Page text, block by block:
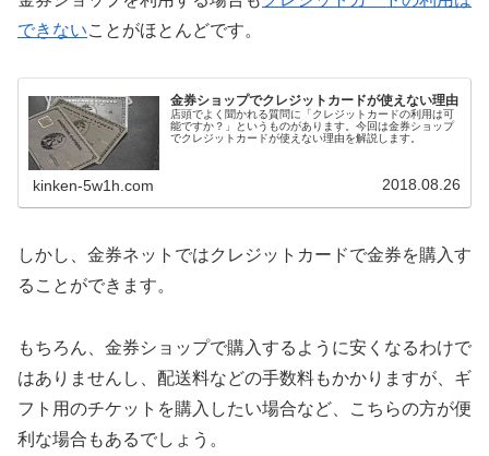
できないことがほとんどです。
金券ショップでクレジットカードが使えない理由
店頭でよく聞かれる質問に「クレジットカードの利用は可
能ですか？」というものがあります。今回は金券ショップ
でクレジットカードが使えない理由を解説します。
kinken-5w1h.com 2018.08.26
しかし、金券ネットではクレジットカードで金券を購入す
ることができます。
もちろん、金券ショップで購入するように安くなるわけで
はありませんし、配送料などの手数料もかかりますが、ギ
フト用のチケットを購入したい場合など、こちらの方が便
利な場合もあるでしょう。